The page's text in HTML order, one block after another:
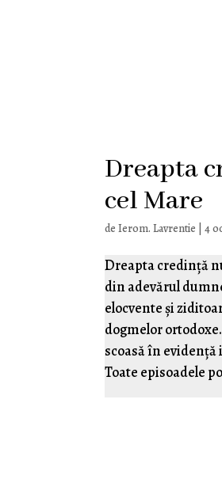
Dreapta
cel Mare
de Ierom. Lavrentie 4
Dreapta credință
din adevărul
elocvente și
dogmelor
scoasă în
Toate episoadele